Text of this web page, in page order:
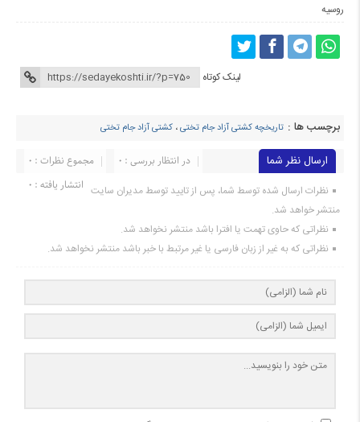
روسیه
لینک کوتاه
برچسب ها : تاریخچه کشتی آزاد جام تختی، کشتی آزاد جام تختی
ارسال نظر شما مجموع نظرات : 0
در انتظار بررسی : 0
انتشار یافته : ۰ نظرات ارسال شده توسط شما، پس از تایید توسط مدیران سایت
منتشر خواهد شد.
نظراتی که حاوی تهمت یا افترا باشد منتشر نخواهد شد.
نظراتی که به غیر از زبان فارسی یا غیر مرتبط با خبر باشد منتشر نخواهد شد.